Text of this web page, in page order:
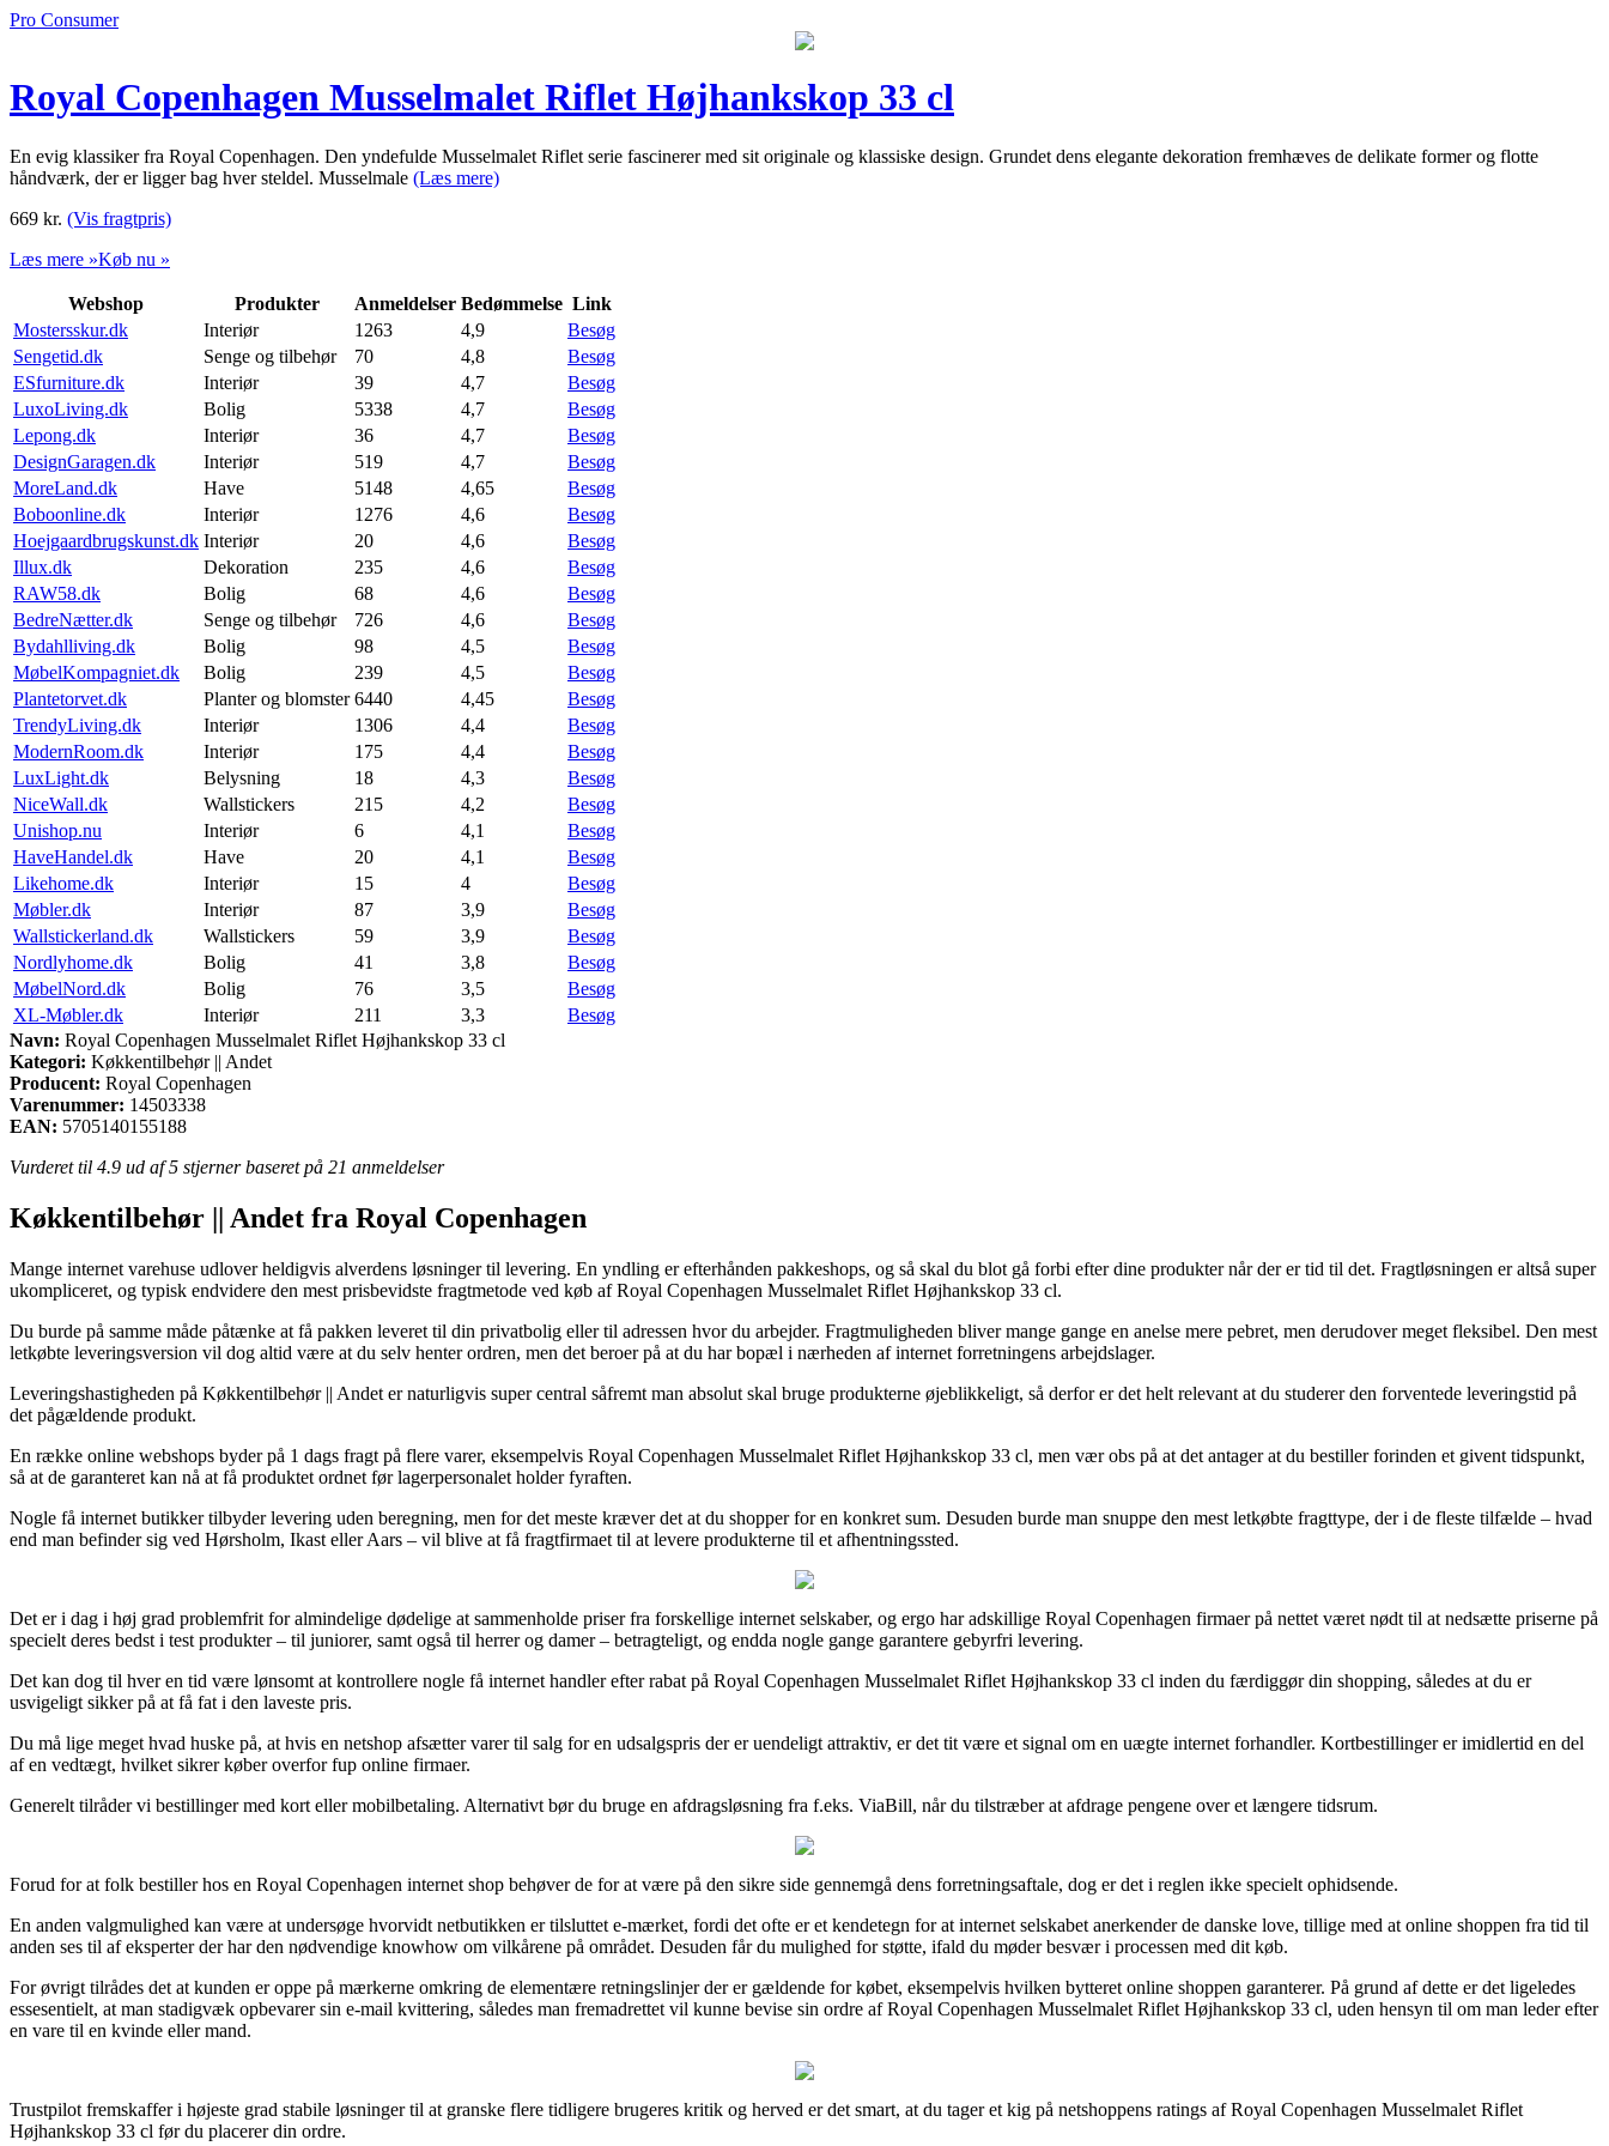
Pro Consumer
Royal Copenhagen Musselmalet Riflet Højhankskop 33 cl
En evig klassiker fra Royal Copenhagen. Den yndefulde Musselmalet Riflet serie fascinerer med sit originale og klassiske design. Grundet dens elegante dekoration fremhæves de delikate former og flotte
håndværk, der er ligger bag hver steldel. Musselmale (Læs mere)
669 kr. (Vis fragtpris)
Læs mere »Køb nu »
Webshop Produkter Anmeldelser Bedømmelse Link
Mostersskur.dk
Interiør 1263 4,9
Besøg
Sengetid.dk
Senge og tilbehør 70 4,8
Besøg
ESfurniture.dk
Interiør 39 4,7
Besøg
LuxoLiving.dk
Bolig 5338 4,7
Besøg
Lepong.dk
Interiør 36 4,7
Besøg
DesignGaragen.dk
Interiør 519 4,7
Besøg
MoreLand.dk
Have 5148 4,65
Besøg
Boboonline.dk
Interiør 1276 4,6
Besøg
Hoejgaardbrugskunst.dk Interiør 20 4,6
Besøg
Illux.dk
Dekoration 235 4,6
Besøg
RAW58.dk
Bolig 68 4,6
Besøg
BedreNætter.dk
Senge og tilbehør 726 4,6
Besøg
Bydahlliving.dk
Bolig 98 4,5
Besøg
MøbelKompagniet.dk
Bolig 239 4,5
Besøg
Plantetorvet.dk
Planter og blomster 6440 4,45
Besøg
TrendyLiving.dk
Interiør 1306 4,4
Besøg
ModernRoom.dk
Interiør 175 4,4
Besøg
LuxLight.dk
Belysning 18 4,3
Besøg
NiceWall.dk
Wallstickers 215 4,2
Besøg
Unishop.nu
Interiør 6 4,1
Besøg
HaveHandel.dk
Have 20 4,1
Besøg
Likehome.dk
Interiør 15 4
Besøg
Møbler.dk
Interiør 87 3,9
Besøg
Wallstickerland.dk
Wallstickers 59 3,9
Besøg
Nordlyhome.dk
Bolig 41 3,8
Besøg
MøbelNord.dk
Bolig 76 3,5
Besøg
XL-Møbler.dk
Interiør 211 3,3
Besøg
Navn: Royal Copenhagen Musselmalet Riflet Højhankskop 33 cl
Kategori: Køkkentilbehør || Andet
Producent: Royal Copenhagen
Varenummer: 14503338
EAN: 5705140155188
Vurderet til 4.9 ud af 5 stjerner baseret på 21 anmeldelser
Køkkentilbehør || Andet fra Royal Copenhagen
Mange internet varehuse udlover heldigvis alverdens løsninger til levering. En yndling er efterhånden pakkeshops, og så skal du blot gå forbi efter dine produkter når der er tid til det. Fragtløsningen er altså super
ukompliceret, og typisk endvidere den mest prisbevidste fragtmetode ved køb af Royal Copenhagen Musselmalet Riflet Højhankskop 33 cl.
Du burde på samme måde påtænke at få pakken leveret til din privatbolig eller til adressen hvor du arbejder. Fragtmuligheden bliver mange gange en anelse mere pebret, men derudover meget fleksibel. Den mest
letkøbte leveringsversion vil dog altid være at du selv henter ordren, men det beroer på at du har bopæl i nærheden af internet forretningens arbejdslager.
Leveringshastigheden på Køkkentilbehør || Andet er naturligvis super central såfremt man absolut skal bruge produkterne øjeblikkeligt, så derfor er det helt relevant at du studerer den forventede leveringstid på
det pågældende produkt.
En række online webshops byder på 1 dags fragt på flere varer, eksempelvis Royal Copenhagen Musselmalet Riflet Højhankskop 33 cl, men vær obs på at det antager at du bestiller forinden et givent tidspunkt,
så at de garanteret kan nå at få produktet ordnet før lagerpersonalet holder fyraften.
Nogle få internet butikker tilbyder levering uden beregning, men for det meste kræver det at du shopper for en konkret sum. Desuden burde man snuppe den mest letkøbte fragttype, der i de fleste tilfælde – hvad
end man befinder sig ved Hørsholm, Ikast eller Aars – vil blive at få fragtfirmaet til at levere produkterne til et afhentningssted.
Det er i dag i høj grad problemfrit for almindelige dødelige at sammenholde priser fra forskellige internet selskaber, og ergo har adskillige Royal Copenhagen firmaer på nettet været nødt til at nedsætte priserne på
specielt deres bedst i test produkter – til juniorer, samt også til herrer og damer – betragteligt, og endda nogle gange garantere gebyrfri levering.
Det kan dog til hver en tid være lønsomt at kontrollere nogle få internet handler efter rabat på Royal Copenhagen Musselmalet Riflet Højhankskop 33 cl inden du færdiggør din shopping, således at du er
usvigeligt sikker på at få fat i den laveste pris.
Du må lige meget hvad huske på, at hvis en netshop afsætter varer til salg for en udsalgspris der er uendeligt attraktiv, er det tit være et signal om en uægte internet forhandler. Kortbestillinger er imidlertid en del
af en vedtægt, hvilket sikrer køber overfor fup online firmaer.
Generelt tilråder vi bestillinger med kort eller mobilbetaling. Alternativt bør du bruge en afdragsløsning fra f.eks. ViaBill, når du tilstræber at afdrage pengene over et længere tidsrum.
Forud for at folk bestiller hos en Royal Copenhagen internet shop behøver de for at være på den sikre side gennemgå dens forretningsaftale, dog er det i reglen ikke specielt ophidsende.
En anden valgmulighed kan være at undersøge hvorvidt netbutikken er tilsluttet e-mærket, fordi det ofte er et kendetegn for at internet selskabet anerkender de danske love, tillige med at online shoppen fra tid til
anden ses til af eksperter der har den nødvendige knowhow om vilkårene på området. Desuden får du mulighed for støtte, ifald du møder besvær i processen med dit køb.
For øvrigt tilrådes det at kunden er oppe på mærkerne omkring de elementære retningslinjer der er gældende for købet, eksempelvis hvilken bytteret online shoppen garanterer. På grund af dette er det ligeledes
essesentielt, at man stadigvæk opbevarer sin e-mail kvittering, således man fremadrettet vil kunne bevise sin ordre af Royal Copenhagen Musselmalet Riflet Højhankskop 33 cl, uden hensyn til om man leder efter
en vare til en kvinde eller mand.
Trustpilot fremskaffer i højeste grad stabile løsninger til at granske flere tidligere brugeres kritik og herved er det smart, at du tager et kig på netshoppens ratings af Royal Copenhagen Musselmalet Riflet
Højhankskop 33 cl før du placerer din ordre.